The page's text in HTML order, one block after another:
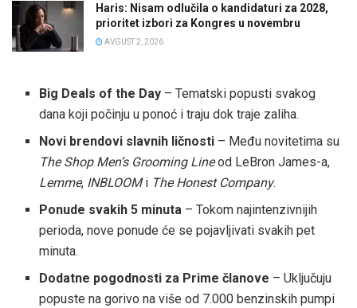
Haris: Nisam odlučila o kandidaturi za 2028,
prioritet izbori za Kongres u novembru
AVGUST 2, 2026
Big Deals of the Day – Tematski popusti svakog
dana koji počinju u ponoć i traju dok traje zaliha.
Novi brendovi slavnih ličnosti – Među novitetima su
The Shop Men’s Grooming Lineod LeBron James-a,
Lemme, INBLOOMi The Honest Company.
Ponude svakih 5 minuta – Tokom najintenzivnijih
perioda, nove ponude će se pojavljivati svakih pet
minuta.
Dodatne pogodnosti za Prime članove – Uključuju
popuste na gorivo na više od 7.000 benzinskih pumpi